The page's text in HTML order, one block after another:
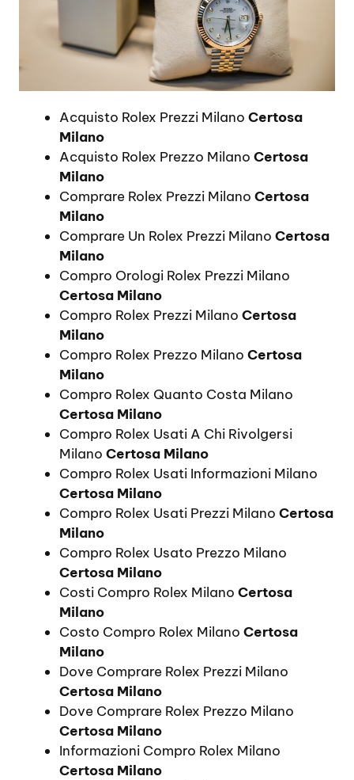
Acquisto Rolex Prezzi Milano Certosa
Milano
Acquisto Rolex Prezzo Milano Certosa
Milano
Comprare Rolex Prezzi Milano Certosa
Milano
Comprare Un Rolex Prezzi Milano Certosa
Milano
Compro Orologi Rolex Prezzi Milano
Certosa Milano
Compro Rolex Prezzi Milano Certosa
Milano
Compro Rolex Prezzo Milano Certosa
Milano
Compro Rolex Quanto Costa Milano
Certosa Milano
Compro Rolex Usati A Chi Rivolgersi
Milano Certosa Milano
Compro Rolex Usati Informazioni Milano
Certosa Milano
Compro Rolex Usati Prezzi Milano Certosa
Milano
Compro Rolex Usato Prezzo Milano
Certosa Milano
Costi Compro Rolex Milano Certosa
Milano
Costo Compro Rolex Milano Certosa
Milano
Dove Comprare Rolex Prezzi Milano
Certosa Milano
Dove Comprare Rolex Prezzo Milano
Certosa Milano
Informazioni Compro Rolex Milano
Certosa Milano